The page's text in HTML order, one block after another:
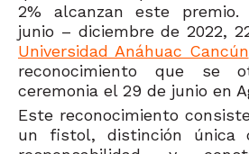
2% alcanzan este
junio – diciembre de 2022,
Universidad Anáhuac Cancún
reconocimiento que se
ceremonia el 29 de junio en
Este reconocimiento
un fistol, distinción única